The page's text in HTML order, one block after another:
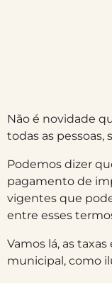
Não é novidade
todas as pessoas,
Podemos dizer
pagamento de
vigentes que
entre esses
Vamos lá, as
municipal, como